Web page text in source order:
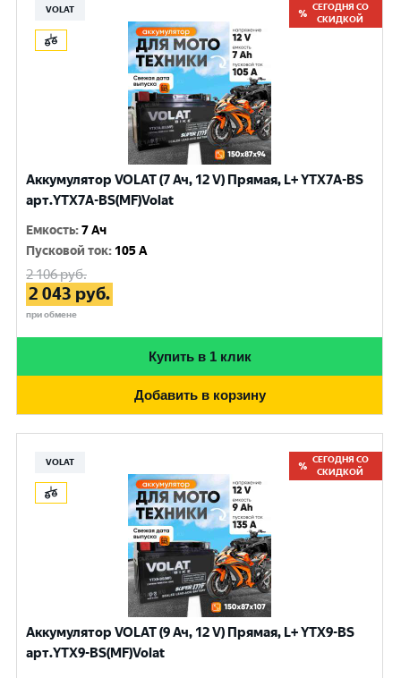
VOLAT
СЕГОДНЯ СО
СКИДКОЙ
Аккумулятор VOLAT (7 Ач, 12 V) Прямая, L+ YTX7A-BS
арт.YTX7A-BS(MF)Volat
Емкость:7 Ач
Пусковой ток: 105 A
2 106руб.
2 043 руб.
при обмене
Купить в 1 клик
Добавить в корзину
VOLAT
СЕГОДНЯ СО
СКИДКОЙ
Аккумулятор VOLAT (9 Ач, 12 V) Прямая, L+ YTX9-BS
арт.YTX9-BS(MF)Volat